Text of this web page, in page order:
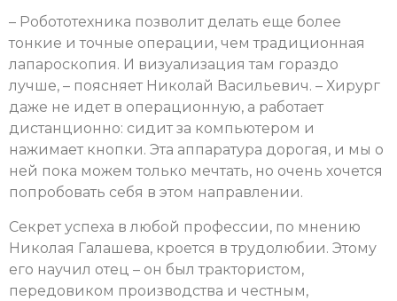
– Робототехника позволит делать еще более
тонкие и точные операции, чем традиционная
лапароскопия. И визуализация там гораздо
лучше, – поясняет Николай Васильевич. – Хирург
даже не идет в операционную, а работает
дистанционно: сидит за компьютером и
нажимает кнопки. Эта аппаратура дорогая, и мы о
ней пока можем только мечтать, но очень хочется
попробовать себя в этом направлении.
Секрет успеха в любой профессии, по мнению
Николая Галашева, кроется в трудолюбии. Этому
его научил отец – он был трактористом,
передовиком производства и честным,